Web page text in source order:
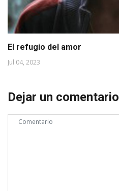
El refugio del amor
Jul 04, 2023
Dejar un comentario